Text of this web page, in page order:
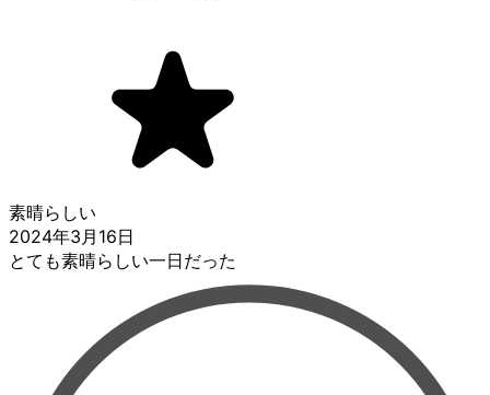
素晴らしい
2024年3月16日
とても素晴らしい一日だった